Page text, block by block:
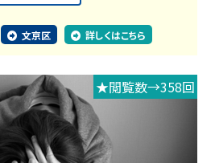
文京区 詳しくはこちら
★閲覧数→358回